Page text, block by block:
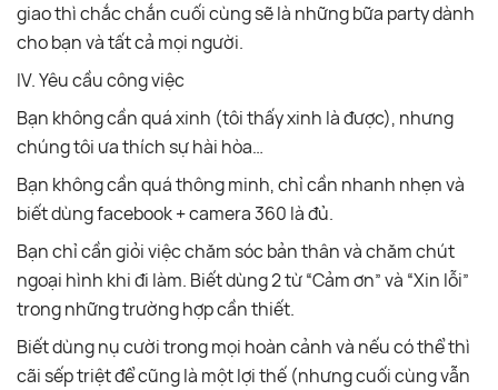
giao thì chắc chắn cuối cùng sẽ là những bữa party dành
cho bạn và tất cả mọi người.
IV. Yêu cầu công việc
Bạn không cần quá xinh (tôi thấy xinh là được), nhưng
chúng tôi ưa thích sự hài hòa…
Bạn không cần quá thông minh, chỉ cần nhanh nhẹn và
biết dùng facebook + camera 360 là đủ.
Bạn chỉ cần giỏi việc chăm sóc bản thân và chăm chút
ngoại hình khi đi làm. Biết dùng 2 từ “Cảm ơn” và “Xin lỗi”
trong những trường hợp cần thiết.
Biết dùng nụ cười trong mọi hoàn cảnh và nếu có thể thì
cãi sếp triệt để cũng là một lợi thế (nhưng cuối cùng vẫn